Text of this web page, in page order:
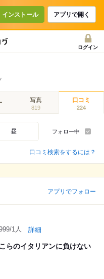
インストール アプリで開く
ログイン
写真
819
口コミ
224
昼 フォロー中
口コミ検索をするには？
アプリでフォロー
1人 詳細
らのイタリアンに負けない